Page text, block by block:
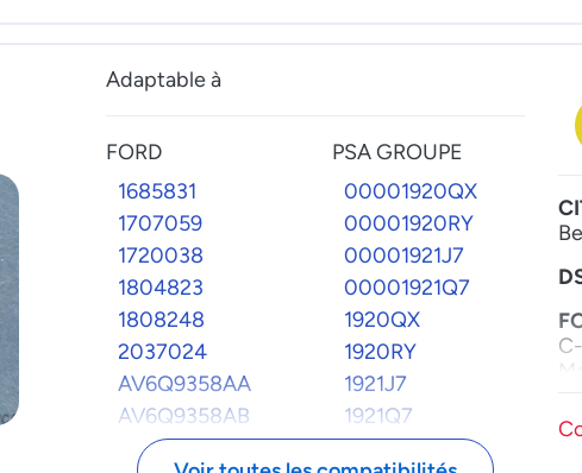
LR052872
LR086861
Adaptable à
FORD
1685831
1707059
1720038
1804823
1808248
2037024
AV6Q9358AA
AV6Q9358AB
AV6Q9A543AA
PSA GROUPE
00001920QX
00001920RY
00001921J7
00001921Q7
1920QX
1920RY
1921J7
1921Q7
9670652580
3